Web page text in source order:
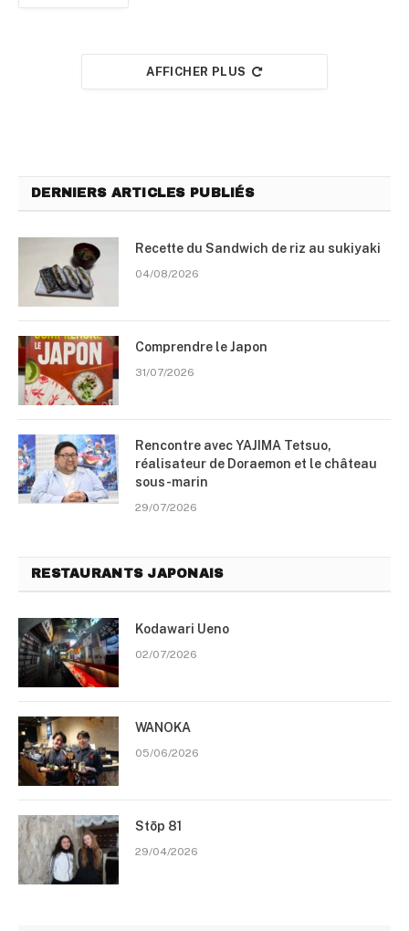
AFFICHER PLUS
DERNIERS ARTICLES PUBLIÉS
Recette du Sandwich de riz au sukiyaki
04/08/2026
Comprendre le Japon
31/07/2026
Rencontre avec YAJIMA Tetsuo,
réalisateur de Doraemon et le château
sous-marin
29/07/2026
RESTAURANTS JAPONAIS
Kodawari Ueno
02/07/2026
WANOKA
05/06/2026
Stōp 81
29/04/2026